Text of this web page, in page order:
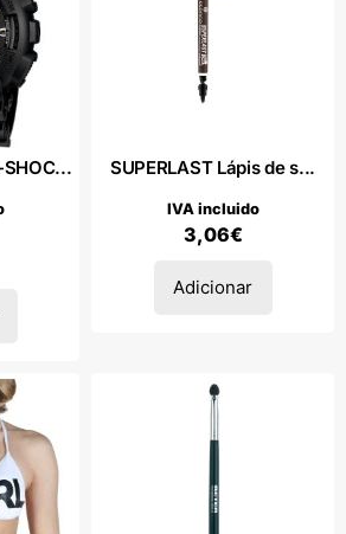
SHOC... SUPERLAST Lápis de s...
3,06€
IVA incluido
Adicionar